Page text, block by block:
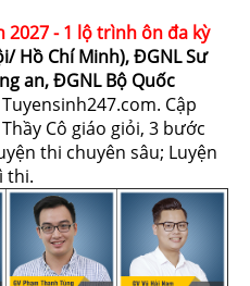
2027 - 1 lộ trình ôn đa kỳ
Hồ Chí Minh), ĐGNL Sư
an, ĐGNL Bộ Quốc
Cập
Cô giáo giỏi, 3 bước
thi chuyên sâu; Luyện
thi.